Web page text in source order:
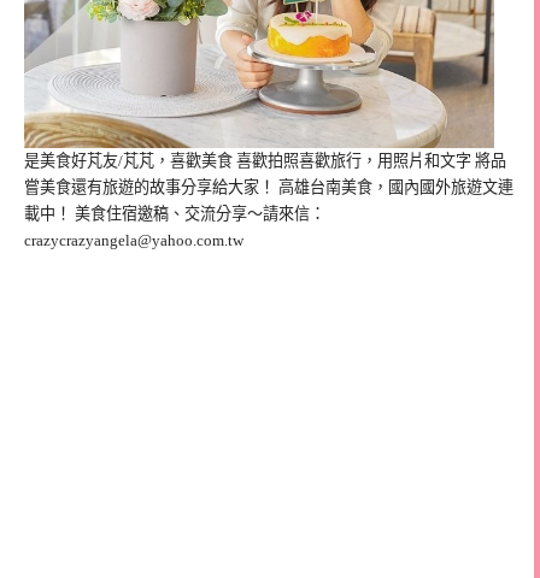
是美食好芃友/芃芃，喜歡美食 喜歡拍照喜歡旅行，用照片和文字 將品
嘗美食還有旅遊的故事分享給大家！ 高雄台南美食，國內國外旅遊文連
載中！ 美食住宿邀稿、交流分享～請來信：
crazycrazyangela@yahoo.com.tw